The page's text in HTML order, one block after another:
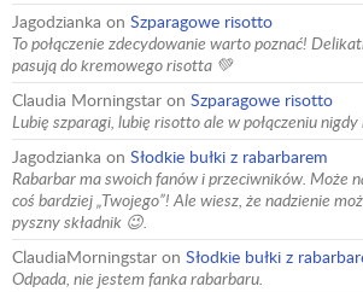
Jagodzianka on Szparagowe risotto
To połączenie zdecydowanie warto poznać!
pasują do kremowego risotta 💚
Claudia Morningstar on Szparagowe risotto
Lubię szparagi, lubię risotto ale w połączeniu nigdy
Jagodzianka on Słodkie bułki z rabarbarem
Rabarbar ma swoich fanów i przeciwników. Może
coś bardziej „Twojego”! Ale wiesz, że nadzienie
pyszny składnik 😉.
ClaudiaMorningstar on Słodkie bułki z
Odpada, nie jestem fanka rabarbaru.